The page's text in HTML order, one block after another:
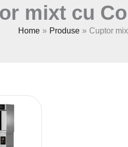
mixt cu
Home Produse Cuptor